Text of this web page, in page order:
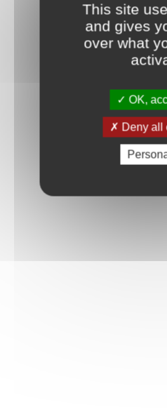
This site
and gives
over what
OK,
Deny all